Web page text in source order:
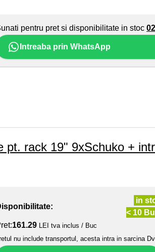
pentru pret si disponibilitate in stoc
Intreaba prin WhatsApp
pt. rack 19" 9xSchuko +
in
< 10
161.29 LEI tva inclus / Buc
nu include transportul, acesta intra in sarcina